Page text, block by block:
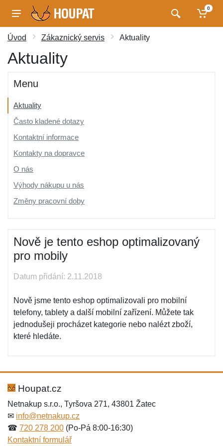
0
Úvod Zákaznický servis Aktuality
Aktuality
Menu
Aktuality
Často kladené dotazy
Kontaktní informace
Kontakty na dopravce
O nás
Výhody nákupu u nás
Změny pracovní doby
Nově je tento eshop optimalizovaný
pro mobily
Datum přidání: 2.11.2018
Nově jsme tento eshop optimalizovali pro mobilní
telefony, tablety a další mobilní zařízení. Můžete tak
jednodušeji procházet kategorie nebo nalézt zboží,
které hledáte.
Houpat.cz
Netnakup s.r.o., Tyršova 271, 43801 Žatec
✉ info@netnakup.cz
☎ 720 278 200 (Po-Pá 8:00-16:30)
Kontaktní formulář